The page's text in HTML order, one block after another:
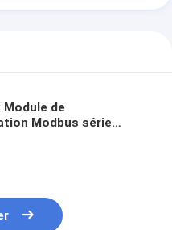
Module de
Modbus série